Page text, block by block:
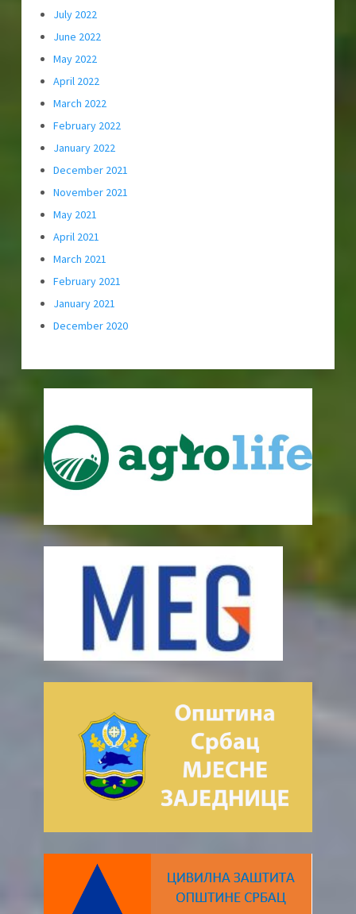
July 2022
June 2022
May 2022
April 2022
March 2022
February 2022
January 2022
December 2021
November 2021
May 2021
April 2021
March 2021
February 2021
January 2021
December 2020